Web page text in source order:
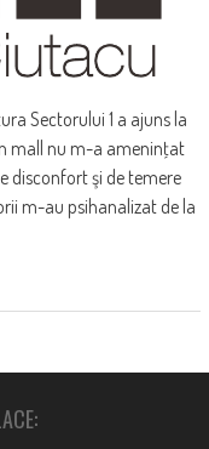
Sectorului 1 a ajuns la
mall nu m-a ameninţat
disconfort şi de temere
m-au psihanalizat de la